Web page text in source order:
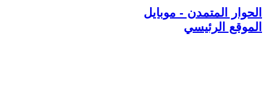
الحوار المتمدن - موبايل
الموقع الرئيسي